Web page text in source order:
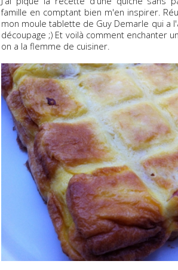
famille en comptant bien m'en inspirer.
mon moule tablette de Guy Demarle qui a
découpage ;) Et voilà comment enchanter
on a la flemme de cuisiner.